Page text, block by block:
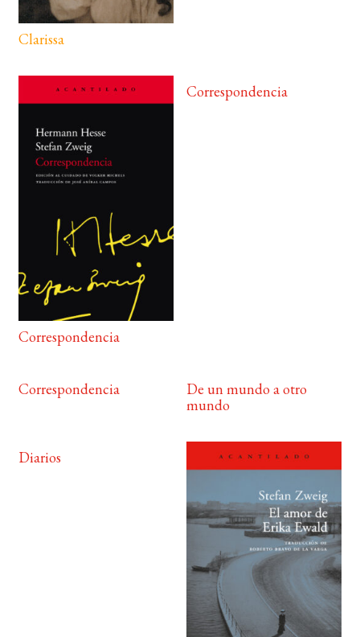
Clarissa
Correspondencia
Correspondencia
Correspondencia
De un mundo a otro
mundo
Diarios